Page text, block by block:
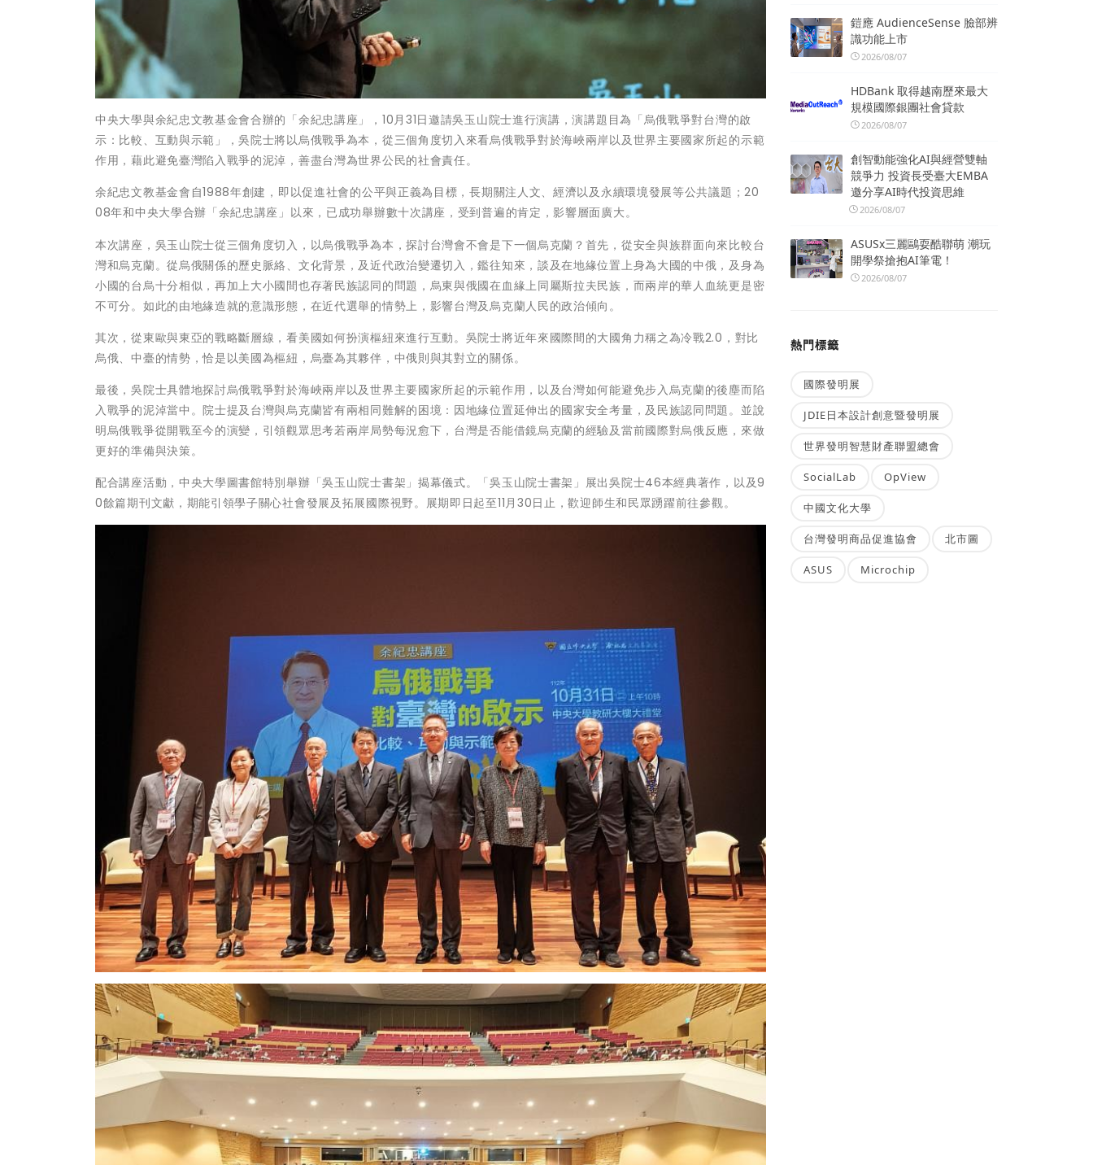
中央大學與余紀忠文教基金會合辦的「余紀忠講座」，10月31日邀請吳玉山院士進行演講，演講題目為「烏俄戰爭對台灣的啟
示：比較、互動與示範」，吳院士將以烏俄戰爭為本，從三個角度切入來看烏俄戰爭對於海峽兩岸以及世界主要國家所起的示範
作用，藉此避免臺灣陷入戰爭的泥淖，善盡台灣為世界公民的社會責任。
余紀忠文教基金會自1988年創建，即以促進社會的公平與正義為目標，長期關注人文、經濟以及永續環境發展等公共議題；20
08年和中央大學合辦「余紀忠講座」以來，已成功舉辦數十次講座，受到普遍的肯定，影響層面廣大。
本次講座，吳玉山院士從三個角度切入，以烏俄戰爭為本，探討台灣會不會是下一個烏克蘭？首先，從安全與族群面向來比較台
灣和烏克蘭。從烏俄關係的歷史脈絡、文化背景，及近代政治變遷切入，鑑往知來，談及在地緣位置上身為大國的中俄，及身為
小國的台烏十分相似，再加上大小國間也存著民族認同的問題，烏東與俄國在血緣上同屬斯拉夫民族，而兩岸的華人血統更是密
不可分。如此的由地緣造就的意識形態，在近代選舉的情勢上，影響台灣及烏克蘭人民的政治傾向。
其次，從東歐與東亞的戰略斷層線，看美國如何扮演樞紐來進行互動。吳院士將近年來國際間的大國角力稱之為冷戰2.0，對比
烏俄、中臺的情勢，恰是以美國為樞紐，烏臺為其夥伴，中俄則與其對立的關係。
最後，吳院士具體地探討烏俄戰爭對於海峽兩岸以及世界主要國家所起的示範作用，以及台灣如何能避免步入烏克蘭的後塵而陷
入戰爭的泥淖當中。院士提及台灣與烏克蘭皆有兩相同難解的困境：因地緣位置延伸出的國家安全考量，及民族認同問題。並說
明烏俄戰爭從開戰至今的演變，引領觀眾思考若兩岸局勢每況愈下，台灣是否能借鏡烏克蘭的經驗及當前國際對烏俄反應，來做
更好的準備與決策。
配合講座活動，中央大學圖書館特別舉辦「吳玉山院士書架」揭幕儀式。「吳玉山院士書架」展出吳院士46本經典著作，以及9
0餘篇期刊文獻，期能引領學子關心社會發展及拓展國際視野。展期即日起至11月30日止，歡迎師生和民眾踴躍前往參觀。
鎧應 AudienceSense 臉部辨
識功能上市
2026/08/07
HDBank 取得越南歷來最大
規模國際銀團社會貸款
2026/08/07
創智動能強化AI與經營雙軸
競爭力 投資長受臺大EMBA
邀分享AI時代投資思維
2026/08/07
ASUSx三麗鷗耍酷聯萌 潮玩
開學祭搶抱AI筆電！
2026/08/07
熱門標籤
國際發明展
JDIE日本設計創意暨發明展
世界發明智慧財產聯盟總會
SocialLab OpView
中國文化大學
台灣發明商品促進協會 北市圖
ASUS Microchip